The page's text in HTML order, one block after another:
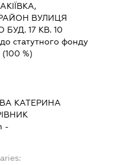
ВУЛИЦЯ
БУД. 17 КВ. 10
статутного фонду
(100 %)
КАТЕРИНА
-